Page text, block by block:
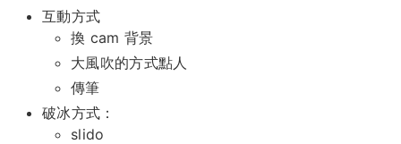
互動方式
換 cam 背景
大風吹的方式點人
傳筆
破冰方式：
slido